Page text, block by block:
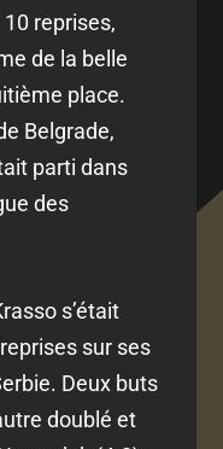
reprises,
de la belle
place.
Belgrade,
parti dans
des
s’était
sur ses
Deux buts
doublé et